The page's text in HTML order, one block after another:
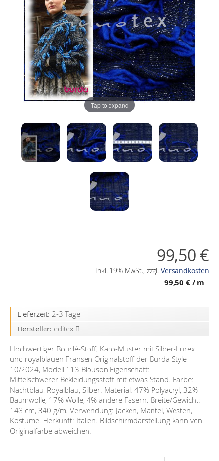
Tap to expand
99,50 €
Inkl. 19% MwSt., zzgl. Versandkosten
99,50 €/ m
Lieferzeit: 2-3 Tage
Hersteller: editex
Hochwertiger Bouclé-Stoff, Karo-Muster mit Silber-Lurex
und royalblauen Fransen Originalstoff der Burda Style
10/2024, Modell 113 Blouson Eigenschaft:
Mittelschwerer Bekleidungsstoff mit etwas Stand. Farbe:
Nachtblau, Royalblau, Silber. Material: 47% Polyacryl, 32%
Baumwolle, 17% Wolle, 4% andere Fasern. Breite/Gewicht:
143 cm, 340 g/m. Verwendung: Jacken, Mäntel, Westen,
Kostüme. Herkunft: Italien. Bildschirmdarstellung kann von
Originalfarbe abweichen.